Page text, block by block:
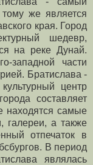
же является
края. Город
шедевр,
на реке Дунай.
западной части
Братислава -
центр
составляет
находятся самые
галереи, а также
отпечаток в
В период
являлась